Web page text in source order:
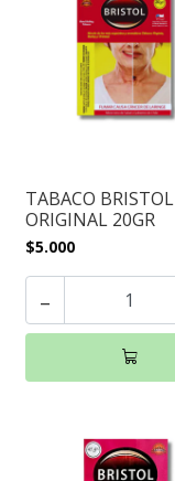
TABACO BRISTOL
ORIGINAL 20GR
$5.000
-